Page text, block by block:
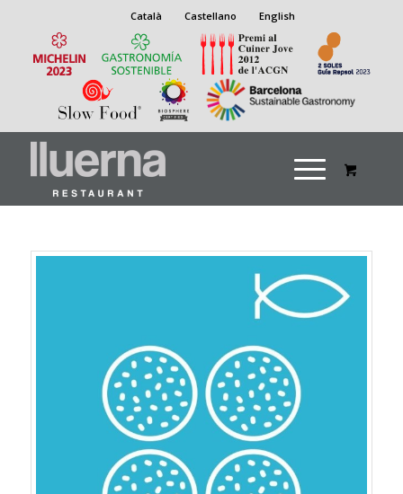
Català Castellano English